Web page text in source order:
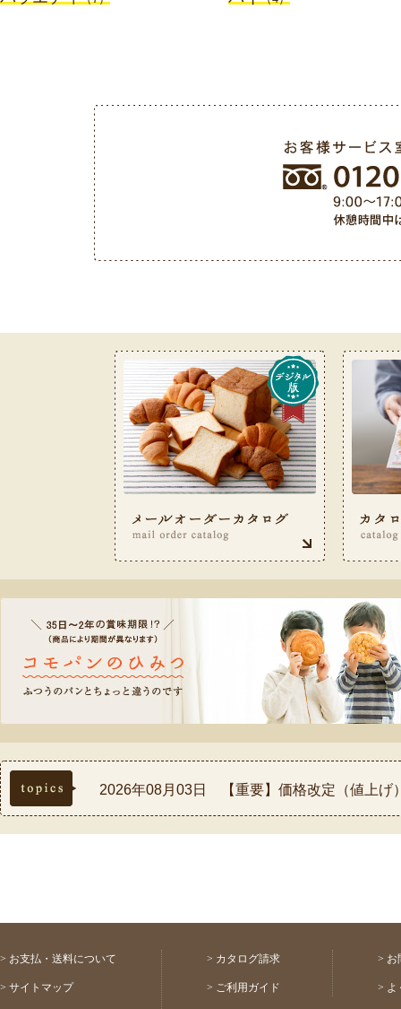
お客様サービス室フリーダイヤル 0120-487-050（
topics
2026年08月03日 【重要】価格改定（値上げ
2026年07月30日 【重要】熊本県熊本地方を
2026年07月17日 ◆お盆休み中の配送スケジ
> お支払・送料について
> サイトマップ
> カタログ請求
> ご利用ガイド
> お
> よ